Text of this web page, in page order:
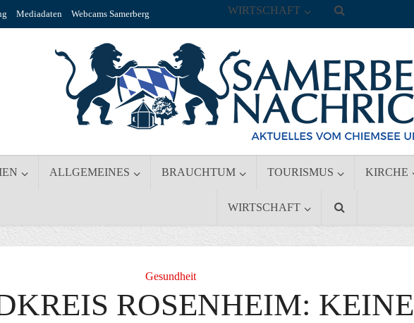
Mediadaten Webcams Samerberg
ALLGEMEINES BRAUCHTUM TOURISMUS KIRCHE
WIRTSCHAFT
WIRTSCHAFT
Gesundheit
ROSENHEIM: KEINE